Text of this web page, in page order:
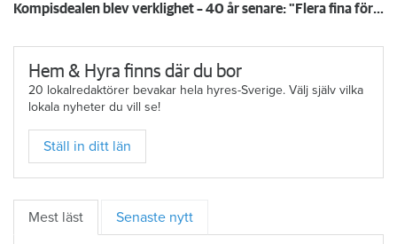
Kompisdealen blev verklighet – 40 år senare: "Flera fina fördelar med att dela bostad"
Hem & Hyra finns där du bor
20 lokalredaktörer bevakar hela hyres-Sverige. Välj själv vilka
lokala nyheter du vill se!
Ställ in ditt län
Mest läst Senaste nytt